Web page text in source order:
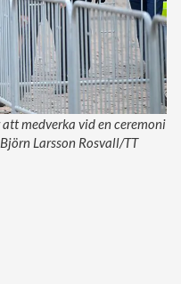
medverka vid en ceremoni
Larsson Rosvall/TT